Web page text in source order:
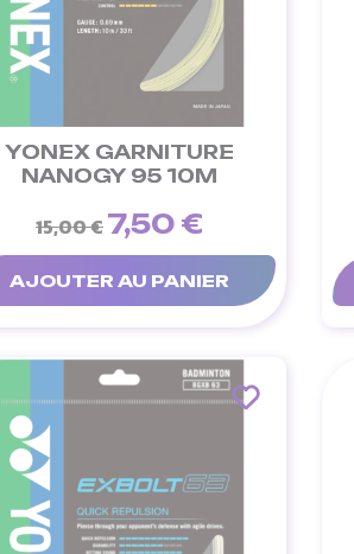
YONEX GARNITURE
NANOGY 95 10M
15,00 €7,50 €
AJOUTER AU PANIER